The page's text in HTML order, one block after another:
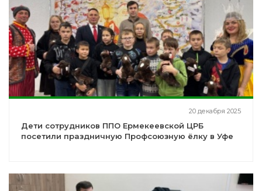
20 декабря 2025
Дети сотрудников ППО Ермекеевской ЦРБ
посетили праздничную Профсоюзную ёлку в Уфе